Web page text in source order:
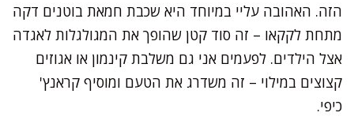
הזה. האהובה עליי במיוחד היא שכבת חמאת בוטנים דקה
מתחת לקקאו – זה סוד קטן שהופך את המגולגלות לאגדה
אצל הילדים. לפעמים אני גם משלבת קינמון או אגוזים
קצוצים במילוי – זה משדרג את הטעם ומוסיף קראנץ'
כיפי.